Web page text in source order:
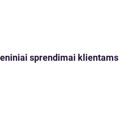
sprendimai klientams